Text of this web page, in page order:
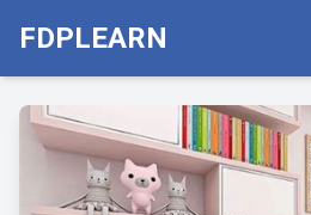
FDPLEARN